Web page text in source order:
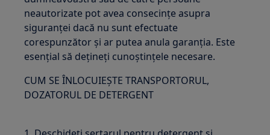
neautorizate pot avea consecințe asupra
siguranței dacă nu sunt efectuate
corespunzător și ar putea anula garanția. Este
esențial să dețineți cunoștințele necesare.
CUM SE ÎNLOCUIEȘTE TRANSPORTORUL,
DOZATORUL DE DETERGENT